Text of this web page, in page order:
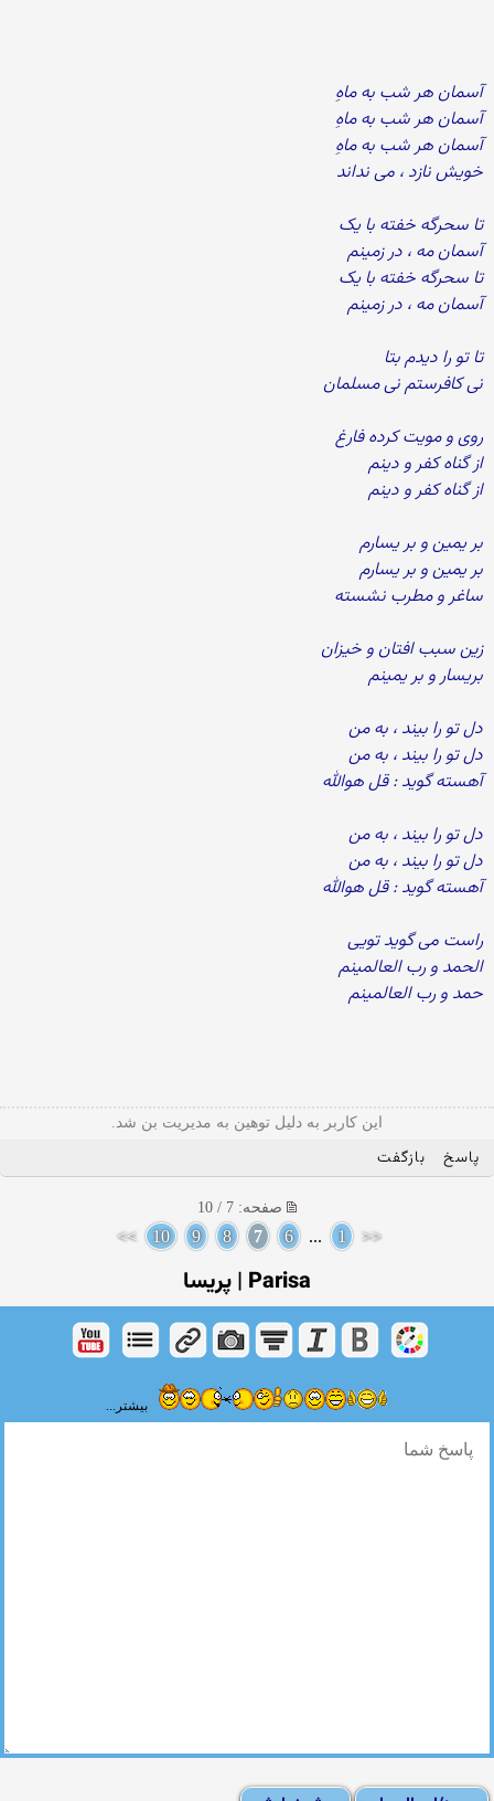
آسمان هر شب به ماهِ
آسمان هر شب به ماهِ
آسمان هر شب به ماهِ
خویش نازد ، می نداند
تا سحرگه خفته با یک
آسمان مه ، در زمینم
تا سحرگه خفته با یک
آسمان مه ، در زمینم
تا تو را دیدم بتا
نی کافرستم نی مسلمان
روی و مویت کرده فارغ
از گناه کفر و دینم
از گناه کفر و دینم
بر یمین و بر یسارم
بر یمین و بر یسارم
ساغر و مطرب نشسته
زین سبب افتان و خیزان
بریسار و بر یمینم
دل تو را بیند ، به من
دل تو را بیند ، به من
آهسته گوید : قل هوالله
دل تو را بیند ، به من
دل تو را بیند ، به من
آهسته گوید : قل هوالله
راست می گوید تویی
الحمد و رب العالمینم
حمد و رب العالمینم
این کاربر به دلیل توهین به مدیریت بن شد.
پاسخ بازگفت
صفحه: 7 / 10
<<
1
...
6
7
8
9
10
>>
Parisa | پریسا
بیشتر...